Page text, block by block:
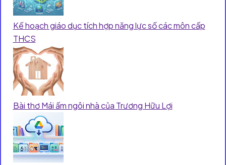
Kế hoạch giáo dục tích hợp năng lực số các môn cấp
THCS
Bài thơ Mái ấm ngôi nhà của Trương Hữu Lợi